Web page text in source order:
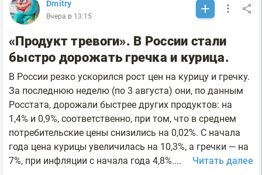
Dmitry
Вчера в 13:15
«Продукт тревоги». В России стали
быстро дорожать гречка и курица.
В России резко ускорился рост цен на курицу и гречку.
За последнюю неделю (по 3 августа) они, по данным
Росстата, дорожали быстрее других продуктов: на
1,4% и 0,9%, соответственно, при том, что в среднем
потребительские цены снизились на 0,02%. С начала
года цена курицы увеличилась на 10,3%, а гречки — на
7%, при инфляции с начала года 4,8%....
Читать далее